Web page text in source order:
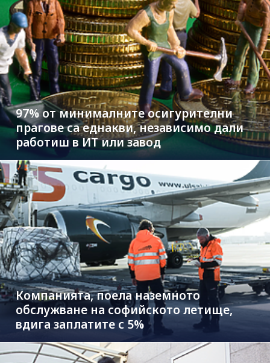
97% от минималните осигурителни
прагове са еднакви, независимо дали
работиш в ИТ или завод
Компанията, поела наземното
обслужване на софийското летище,
вдига заплатите с 5%